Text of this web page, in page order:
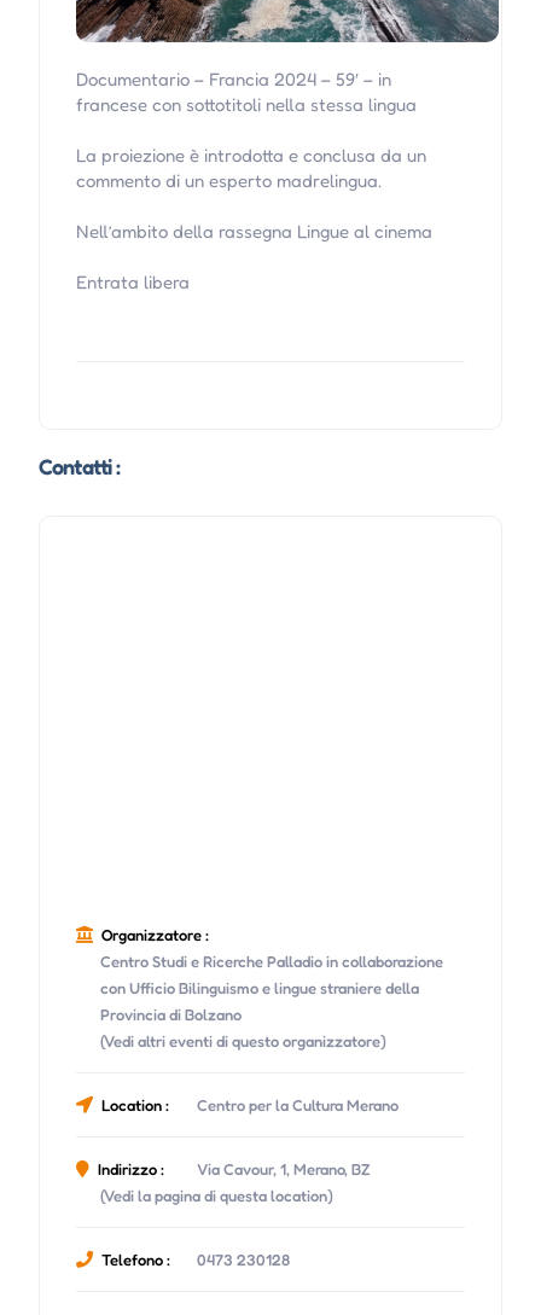
Documentario – Francia 2024 – 59′ – in
francese con sottotitoli nella stessa lingua
La proiezione è introdotta e conclusa da un
commento di un esperto madrelingua.
Nell’ambito della rassegna Lingue al cinema
Entrata libera
Contatti :
Organizzatore :
Centro Studi e Ricerche Palladio in collaborazione
con Ufficio Bilinguismo e lingue straniere della
Provincia di Bolzano
(Vedi altri eventi di questo organizzatore)
Location : Centro per la Cultura Merano
Indirizzo :
Via Cavour, 1, Merano, BZ
(Vedi la pagina di questa location)
Telefono : 0473 230128